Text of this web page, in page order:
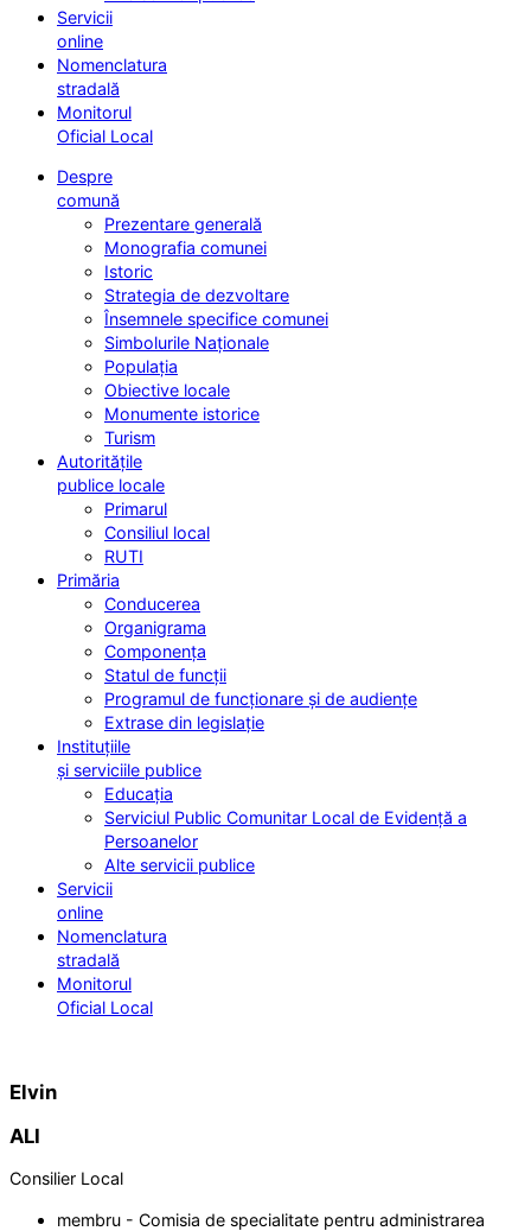
Servicii
online
Nomenclatura
stradală
Monitorul
Oficial Local
Despre
comună
Prezentare generală
Monografia comunei
Istoric
Strategia de dezvoltare
Însemnele specifice comunei
Simbolurile Naționale
Populația
Obiective locale
Monumente istorice
Turism
Autoritățile
publice locale
Primarul
Consiliul local
RUTI
Primăria
Conducerea
Organigrama
Componența
Statul de funcții
Programul de funcționare și de audiențe
Extrase din legislație
Instituțiile
și serviciile publice
Educația
Serviciul Public Comunitar Local de Evidență a
Persoanelor
Alte servicii publice
Servicii
online
Nomenclatura
stradală
Monitorul
Oficial Local
Elvin
ALI
Consilier Local
membru - Comisia de specialitate pentru administrarea